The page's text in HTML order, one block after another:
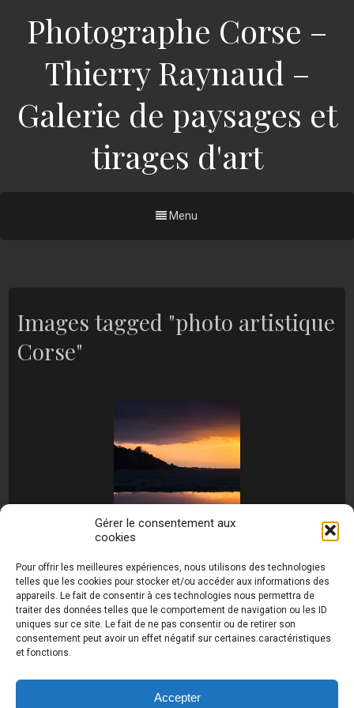
Gérer le consentement aux
cookies
Pour offrir les meilleures expériences, nous utilisons des technologies
telles que les cookies pour stocker et/ou accéder aux informations des
appareils. Le fait de consentir à ces technologies nous permettra de
traiter des données telles que le comportement de navigation ou les ID
uniques sur ce site. Le fait de ne pas consentir ou de retirer son
consentement peut avoir un effet négatif sur certaines caractéristiques
et fonctions.
Accepter
Photographe Corse –
Thierry Raynaud –
Galerie de paysages et
tirages d'art
Menu
Images tagged "photo artistique
Corse"
raynaud.com ©
Toutes les photos de ce site sont